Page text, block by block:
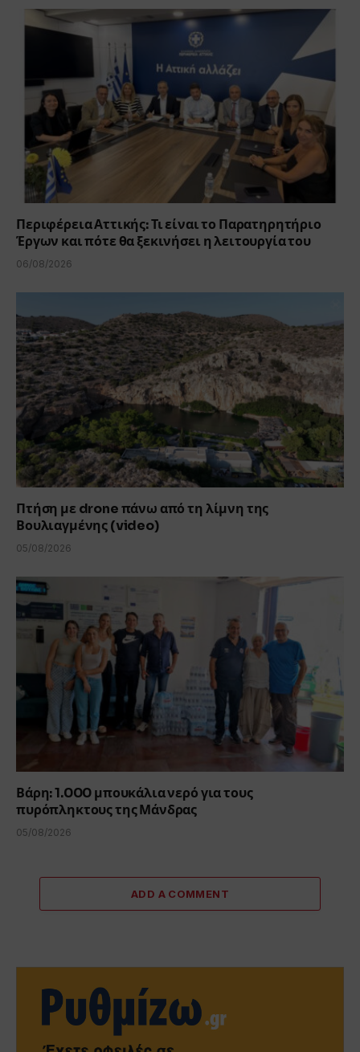
Περιφέρεια Αττικής: Τι είναι το Παρατηρητήριο
Έργων και πότε θα ξεκινήσει η λειτουργία του
06/08/2026
Πτήση με drone πάνω από τη λίμνη της
Βουλιαγμένης (video)
05/08/2026
Βάρη: 1.000 μπουκάλια νερό για τους
πυρόπληκτους της Μάνδρας
05/08/2026
ADD A COMMENT